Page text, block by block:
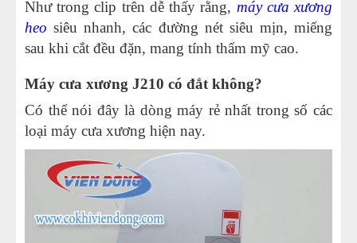
Như trong clip trên dễ thấy rằng, máy cưa xương
heo siêu nhanh, các đường nét siêu mịn, miếng
sau khi cắt đều đặn, mang tính thẩm mỹ cao.
Máy cưa xương J210 có đắt không?
Có thể nói đây là dòng máy rẻ nhất trong số các
loại máy cưa xương hiện nay.